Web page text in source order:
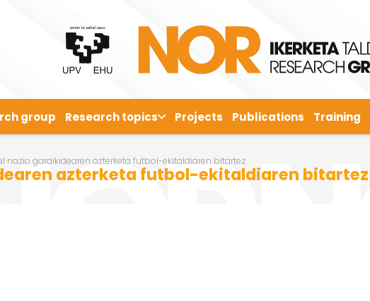
group Research topics Projects Publications Training
nazio garaikidearen azterketa futbol-ekitaldiaren bitartez
azterketa futbol-ekitaldiaren bitartez